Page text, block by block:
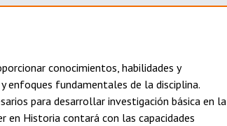
conocimientos, habilidades y
enfoques fundamentales de la disciplina.
para desarrollar investigación básica en la
en Historia contará con las capacidades